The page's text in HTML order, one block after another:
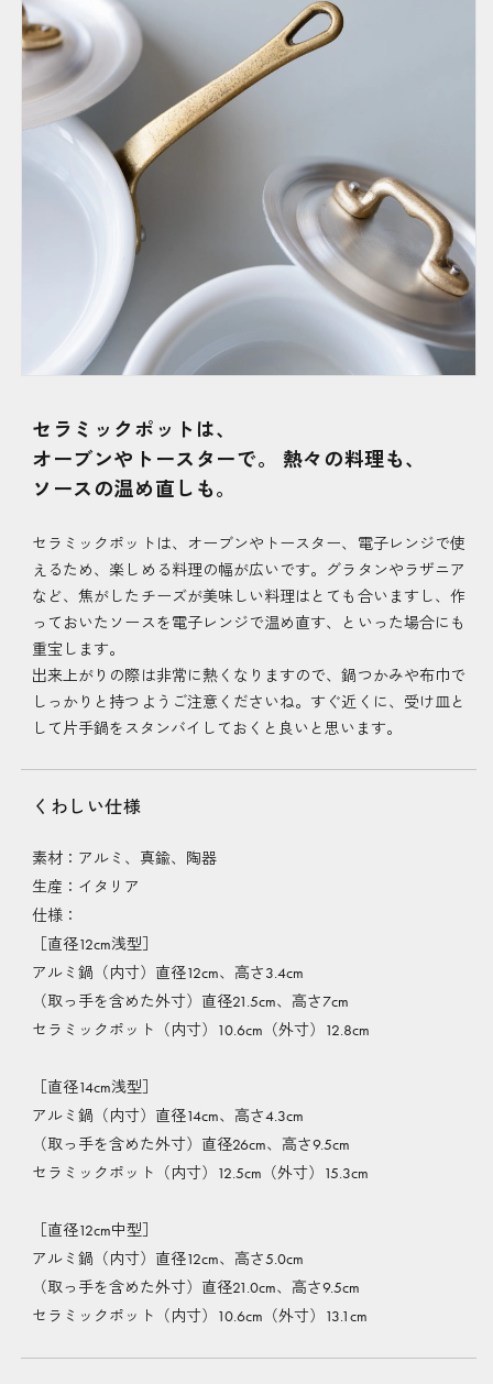
セラミックポットは、
オーブンやトースターで。 熱々の料理も、
ソースの温め直しも。
セラミックポットは、オーブンやトースター、電子レンジで使
えるため、楽しめる料理の幅が広いです。グラタンやラザニア
など、焦がしたチーズが美味しい料理はとても合いますし、作
っておいたソースを電子レンジで温め直す、といった場合にも
重宝します。
出来上がりの際は非常に熱くなりますので、鍋つかみや布巾で
しっかりと持つようご注意くださいね。すぐ近くに、受け皿と
して片手鍋をスタンバイしておくと良いと思います。
くわしい仕様
素材：アルミ、真鍮、陶器
生産：イタリア
仕様：
［直径12cm浅型］
アルミ鍋（内寸）直径12cm、高さ3.4cm
（取っ手を含めた外寸）直径21.5cm、高さ7cm
セラミックポット（内寸）10.6cm（外寸）12.8cm
［直径14cm浅型］
アルミ鍋（内寸）直径14cm、高さ4.3cm
（取っ手を含めた外寸）直径26cm、高さ9.5cm
セラミックポット（内寸）12.5cm（外寸）15.3cm
［直径12cm中型］
アルミ鍋（内寸）直径12cm、高さ5.0cm
（取っ手を含めた外寸）直径21.0cm、高さ9.5cm
セラミックポット（内寸）10.6cm（外寸）13.1cm